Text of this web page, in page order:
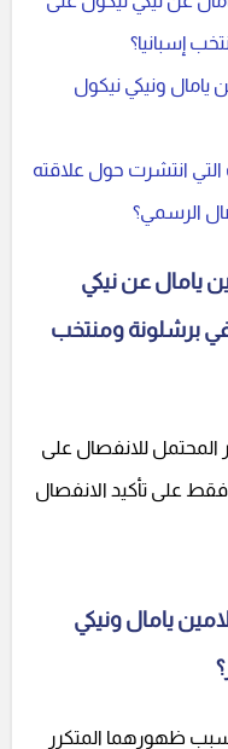
إسبانيا؟
يامال ونيكي نيكول
انتشرت حول علاقته
الرسمي؟
يامال عن نيكي
في برشلونة ومنتخب
المحتمل للانفصال على
فقط على تأكيد الانفصال
يامال ونيكي
ظهورهما المتكرر